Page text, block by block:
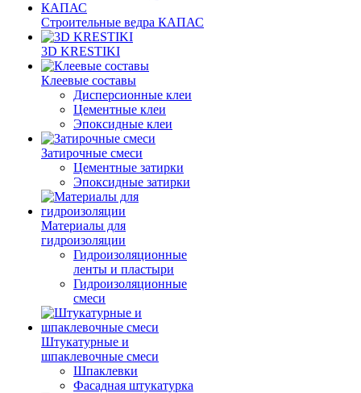
Строительные ведра КАПАС
3D KRESTIKI
Клеевые составы
Дисперсионные клеи
Цементные клеи
Эпоксидные клеи
Затирочные смеси
Цементные затирки
Эпоксидные затирки
Материалы для
гидроизоляции
Гидроизоляционные
ленты и пластыри
Гидроизоляционные
смеси
Штукатурные и
шпаклевочные смеси
Шпаклевки
Фасадная штукатурка